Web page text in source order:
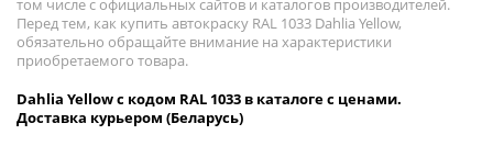
том числе с официальных сайтов и каталогов производителей.
Перед тем, как купить автокраску RAL 1033 Dahlia Yellow,
обязательно обращайте внимание на характеристики
приобретаемого товара.
Dahlia Yellow с кодом RAL 1033 в каталоге с ценами.
Доставка курьером (Беларусь)